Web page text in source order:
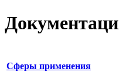
Сферы применения